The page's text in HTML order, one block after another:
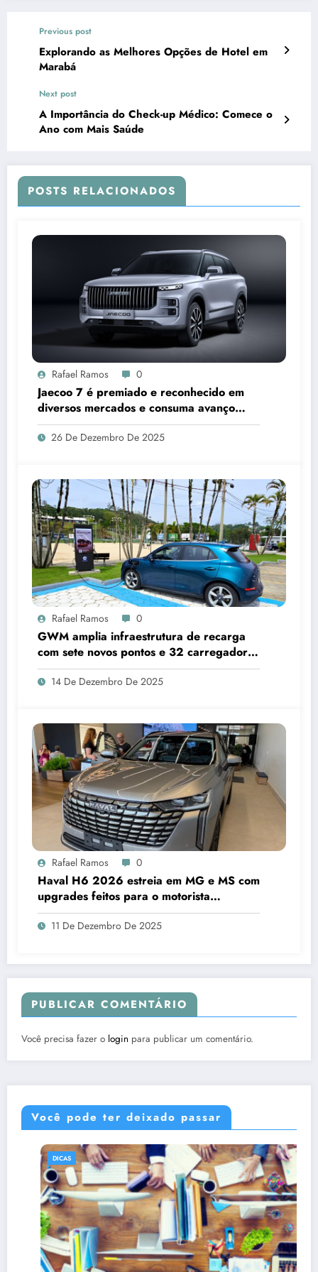
Previous post
Explorando as Melhores Opções de Hotel em
Marabá
Next post
A Importância do Check-up Médico: Comece o
Ano com Mais Saúde
POSTS RELACIONADOS
Rafael Ramos 0
Jaecoo 7 é premiado e reconhecido em
diversos mercados e consuma avanço
global da OMODA & JAECOO
26 De Dezembro De 2025
Rafael Ramos 0
GWM amplia infraestrutura de recarga
com sete novos pontos e 32 carregadores
instalados
14 De Dezembro De 2025
Rafael Ramos 0
Haval H6 2026 estreia em MG e MS com
upgrades feitos para o motorista
brasileiro
11 De Dezembro De 2025
PUBLICAR COMENTÁRIO
Você precisa fazer o login para publicar um comentário.
Você pode ter deixado passar
DICAS